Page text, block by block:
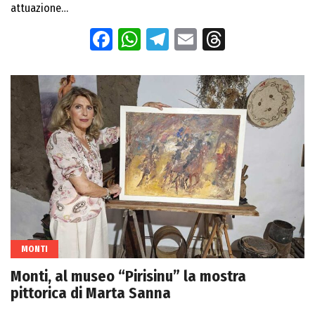
attuazione…
Facebook
WhatsApp
Telegram
Email
MONTI
Monti, al museo “Pirisinu” la mostra
pittorica di Marta Sanna